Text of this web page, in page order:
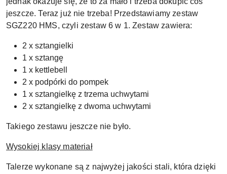
jeszcze. Teraz już nie trzeba! Przedstawiamy zestaw
SGZ220 HMS, czyli zestaw 6 w 1. Zestaw zawiera:
2 x sztangielki
1 x sztangę
1 x kettlebell
2 x podpórki do pompek
1 x sztangielkę z trzema uchwytami
2 x sztangielkę z dwoma uchwytami
Takiego zestawu jeszcze nie było.
Wysokiej klasy materiał
Talerze wykonane są z najwyżej jakości stali, która dzięki